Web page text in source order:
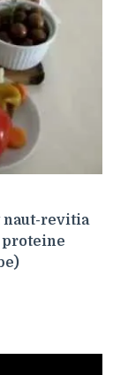
naut-revitia
proteine